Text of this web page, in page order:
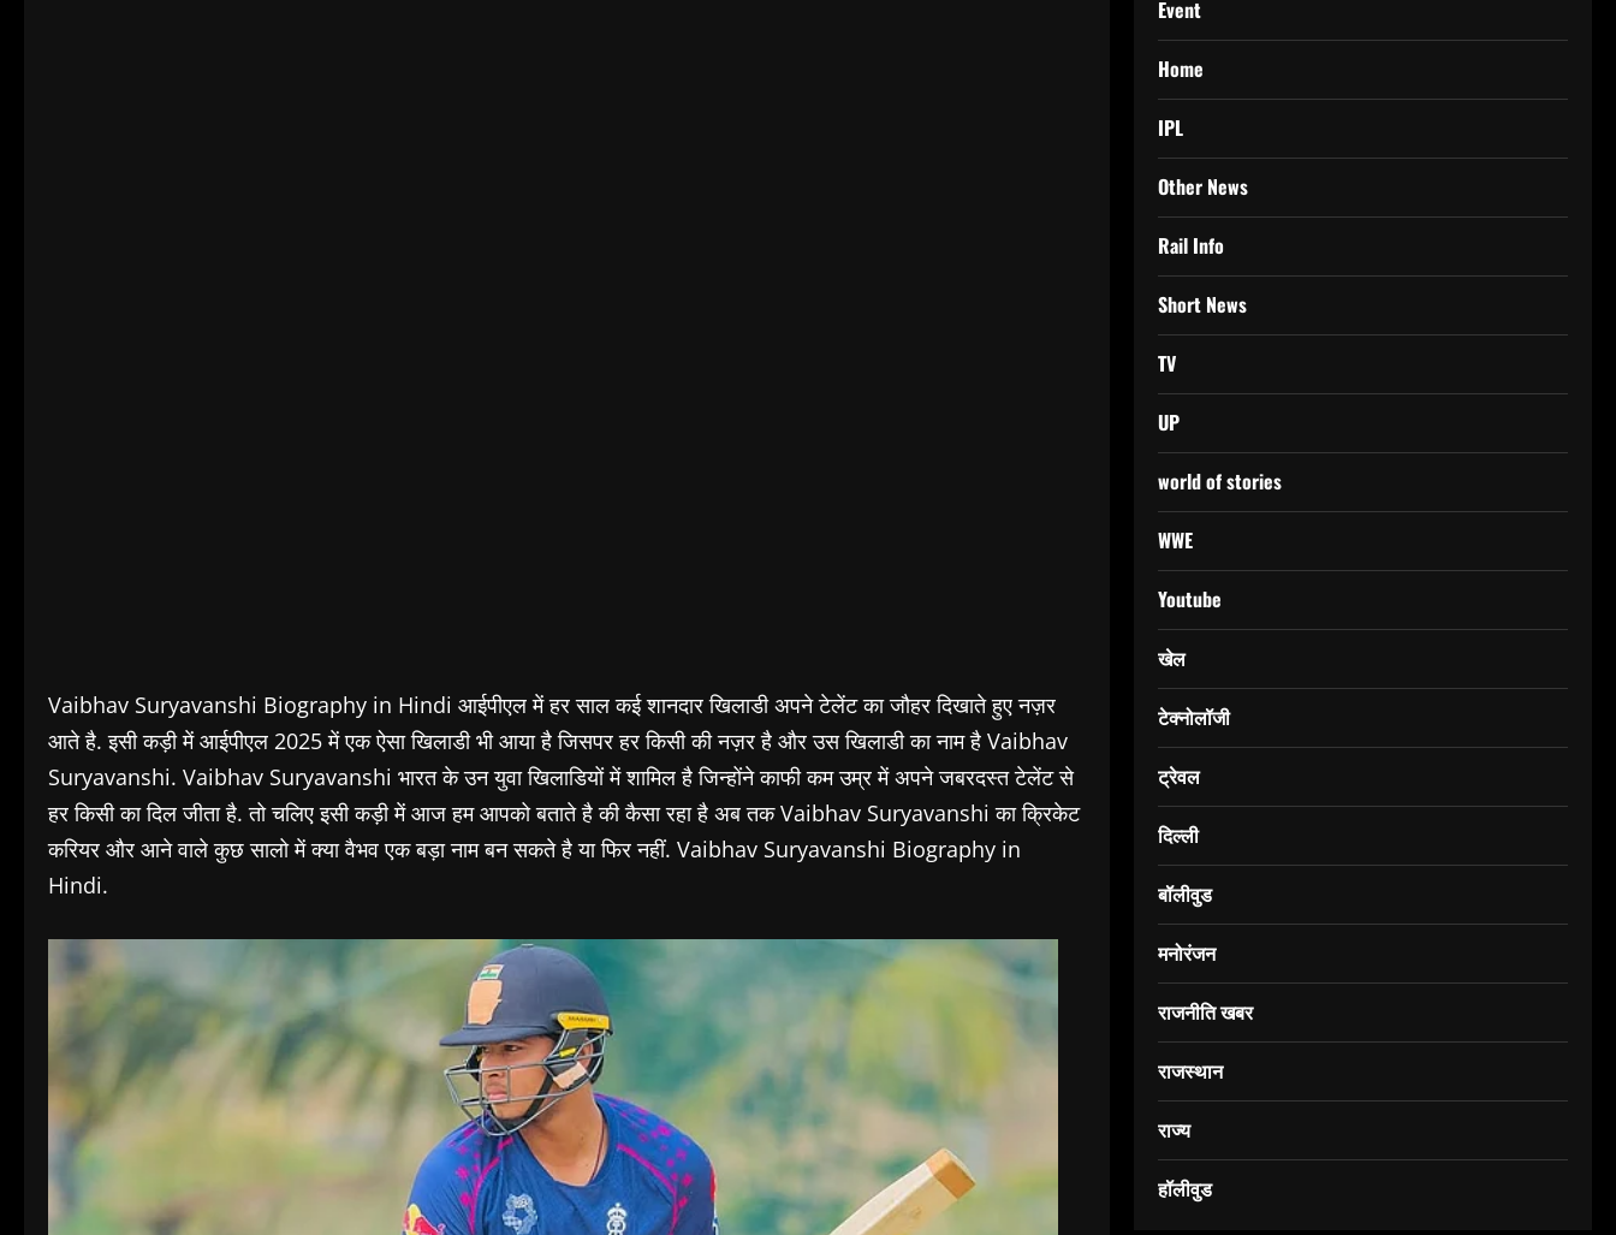
Vaibhav Suryavanshi Biography in Hindi आईपीएल में हर साल कई शानदार खिलाडी अपने टेलेंट का जौहर दिखाते हुए नज़र
आते है. इसी कड़ी में आईपीएल 2025 में एक ऐसा खिलाडी भी आया है जिसपर हर किसी की नज़र है और उस खिलाडी का नाम है Vaibhav
Suryavanshi. Vaibhav Suryavanshi भारत के उन युवा खिलाडियों में शामिल है जिन्होंने काफी कम उम्र में अपने जबरदस्त टेलेंट से
हर किसी का दिल जीता है. तो चलिए इसी कड़ी में आज हम आपको बताते है की कैसा रहा है अब तक Vaibhav Suryavanshi का क्रिकेट
करियर और आने वाले कुछ सालो में क्या वैभव एक बड़ा नाम बन सकते है या फिर नहीं. Vaibhav Suryavanshi Biography in
Hindi.
Event
Home
IPL
Other News
Rail Info
Short News
TV
UP
world of stories
WWE
Youtube
खेल
टेक्नोलॉजी
ट्रेवल
दिल्ली
बॉलीवुड
मनोरंजन
राजनीति खबर
राजस्थान
राज्य
हॉलीवुड